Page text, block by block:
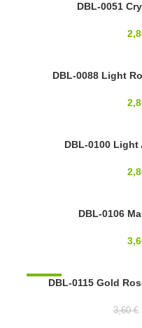
DBL-0051
DBL-0088 Light
DBL-0100 Light
DBL-0106
-50%DBL-0115 Gold
3,60€